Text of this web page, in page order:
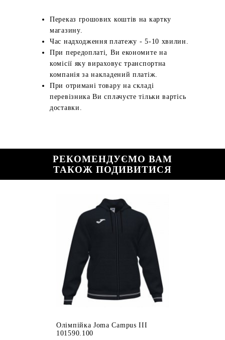
Переказ грошових коштів на картку
магазину.
Час надходження платежу - 5-10 хвилин.
При передоплаті, Ви економите на
комісії яку вираховує транспортна
компанія за накладений платіж.
При отримані товару на складі
перевізника Ви сплачуєте тільки вартісь
доставки.
РЕКОМЕНДУЄМО ВАМ
ТАКОЖ ПОДИВИТИСЯ
Олімпійка Joma Campus III
101590.100